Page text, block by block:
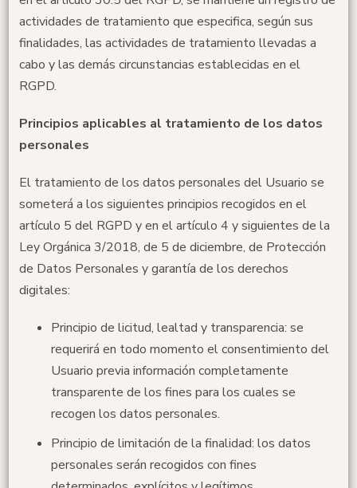
actividades de tratamiento que especifica, según sus
finalidades, las actividades de tratamiento llevadas a
cabo y las demás circunstancias establecidas en el
RGPD.
Principios aplicables al tratamiento de los datos
personales
El tratamiento de los datos personales del Usuario se
someterá a los siguientes principios recogidos en el
artículo 5 del RGPD y en el artículo 4 y siguientes de la
Ley Orgánica 3/2018, de 5 de diciembre, de Protección
de Datos Personales y garantía de los derechos
digitales:
Principio de licitud, lealtad y transparencia: se
requerirá en todo momento el consentimiento del
Usuario previa información completamente
transparente de los fines para los cuales se
recogen los datos personales.
Principio de limitación de la finalidad: los datos
personales serán recogidos con fines